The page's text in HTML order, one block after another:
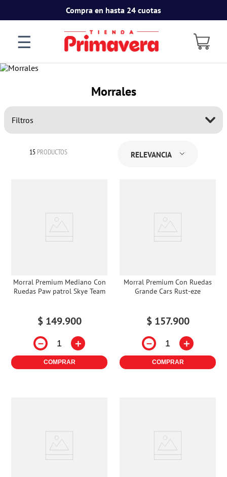
Compra en hasta 24 cuotas
☰
Morrales
Filtros
15 PRODUCTOS RELEVANCIA
Morral Premium Mediano Con
Ruedas Paw patrol Skye Team
$ 149.900
－ ＋
COMPRAR
Morral Premium Con Ruedas
Grande Cars Rust-eze
$ 157.900
－ ＋
COMPRAR